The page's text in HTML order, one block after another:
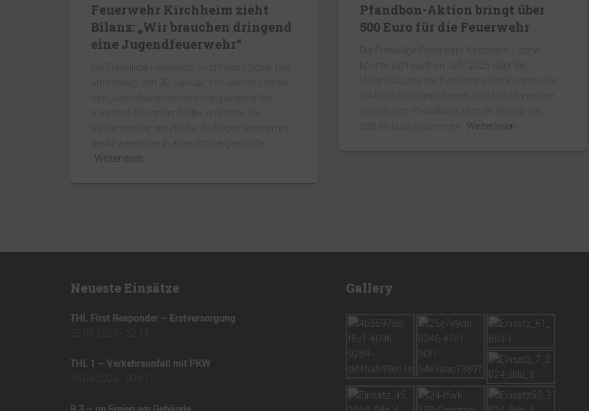
Feuerwehr Kirchheim zieht
Bilanz: „Wir brauchen dringend
eine Jugendfeuerwehr“
Weiterlesen…
Pfandbon-Aktion bringt über
500 Euro für die Feuerwehr
Weiterlesen…
Neueste Einsätze
THL First Responder – Erstversorgung
THL 1 – Verkehrsunfall mit PKW
Gallery